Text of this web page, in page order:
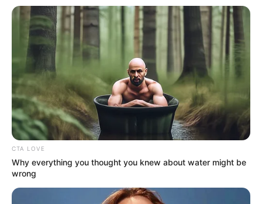
CTA LOVE
Why everything you thought you knew about water might be
wrong